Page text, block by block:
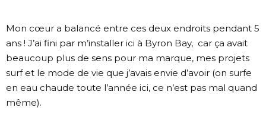
Mon cœur a balancé entre ces deux endroits pendant 5
ans ! J’ai fini par m’installer ici à Byron Bay, car ça avait
beaucoup plus de sens pour ma marque, mes projets
surf et le mode de vie que j’avais envie d’avoir (on surfe
en eau chaude toute l’année ici, ce n’est pas mal quand
même).